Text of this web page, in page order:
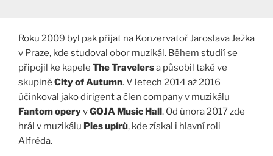
Roku 2009 byl pak přijat na Konzervatoř Jaroslava Ježka
v Praze, kde studoval obor muzikál. Během studií se
připojil ke kapele The Travelersa působil také ve
skupině City of Autumn. V letech 2014 až 2016
účinkoval jako dirigent a člen company v muzikálu
Fantom operyvGOJA Music Hall. Od února 2017 zde
hrál v muzikálu Ples upírů, kde získal i hlavní roli
Alfréda.